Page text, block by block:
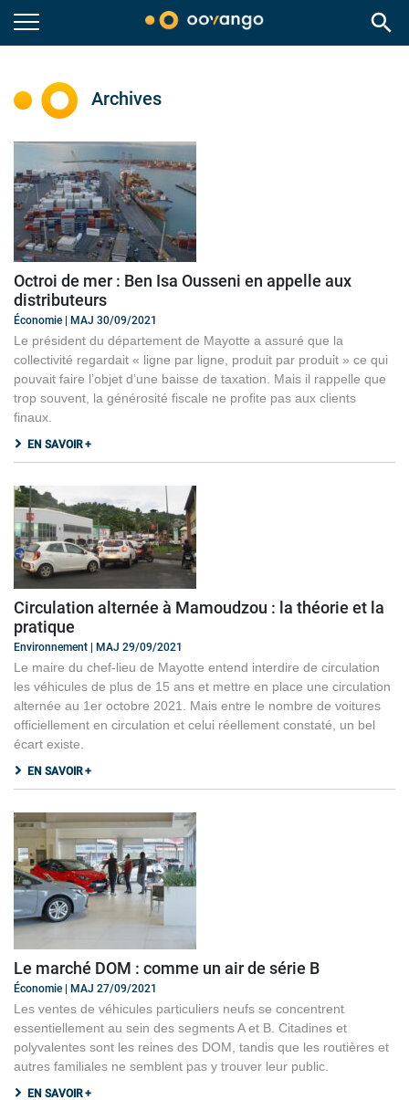
search
Archives
Octroi de mer : Ben Isa Ousseni en appelle aux
distributeurs
Économie | MAJ 30/09/2021
Le président du département de Mayotte a assuré que la
collectivité regardait « ligne par ligne, produit par produit » ce qui
pouvait faire l’objet d’une baisse de taxation. Mais il rappelle que
trop souvent, la générosité fiscale ne profite pas aux clients
finaux.
EN SAVOIR +
Circulation alternée à Mamoudzou : la théorie et la
pratique
Environnement | MAJ 29/09/2021
Le maire du chef-lieu de Mayotte entend interdire de circulation
les véhicules de plus de 15 ans et mettre en place une circulation
alternée au 1er octobre 2021. Mais entre le nombre de voitures
officiellement en circulation et celui réellement constaté, un bel
écart existe.
EN SAVOIR +
Le marché DOM : comme un air de série B
Économie | MAJ 27/09/2021
Les ventes de véhicules particuliers neufs se concentrent
essentiellement au sein des segments A et B. Citadines et
polyvalentes sont les reines des DOM, tandis que les routières et
autres familiales ne semblent pas y trouver leur public.
EN SAVOIR +